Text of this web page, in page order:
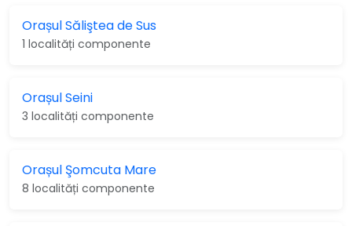
Orașul Săliştea de Sus
1 localități componente
Orașul Seini
3 localități componente
Orașul Şomcuta Mare
8 localități componente